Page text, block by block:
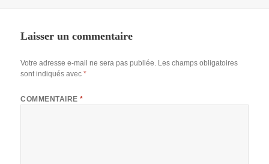
Laisser un commentaire
Votre adresse e-mail ne sera pas publiée. Les champs obligatoires
sont indiqués avec*
COMMENTAIRE*